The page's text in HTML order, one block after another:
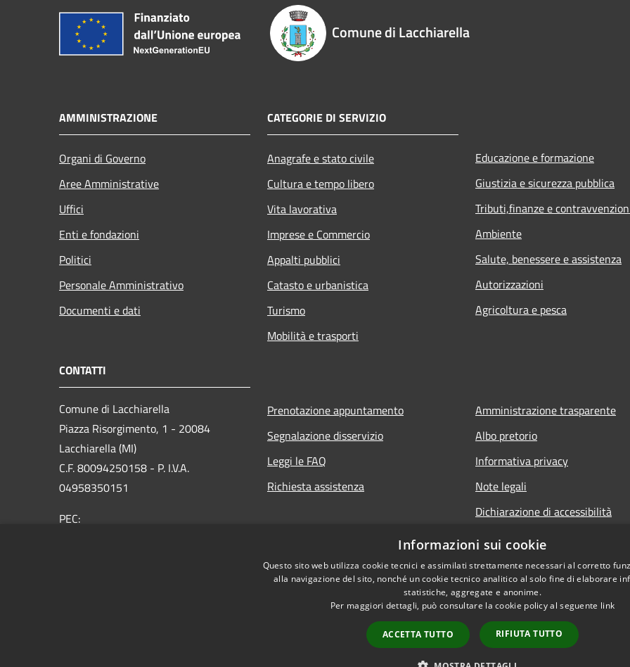
Comune di Lacchiarella
AMMINISTRAZIONE
Organi di Governo
Aree Amministrative
Uffici
Enti e fondazioni
Politici
Personale Amministrativo
Documenti e dati
CATEGORIE DI SERVIZIO
Anagrafe e stato civile
Cultura e tempo libero
Vita lavorativa
Imprese e Commercio
Appalti pubblici
Catasto e urbanistica
Turismo
Mobilità e trasporti
Educazione e formazione
Giustizia e sicurezza pubblica
Tributi,finanze e
Ambiente
Salute, benessere e assistenza
Autorizzazioni
Agricoltura e pesca
CONTATTI
Comune di Lacchiarella
Piazza Risorgimento, 1 - 20084
Lacchiarella (MI)
C.F. 80094250158 - P. I.V.A.
04958350151
PEC:
Prenotazione appuntamento
Segnalazione disservizio
Leggi le FAQ
Richiesta assistenza
Amministrazione trasparente
Albo pretorio
Informativa privacy
Note legali
Dichiarazione di accessibilità
Copyright © 2026 • Comune di
Informazioni sui cookie
Questo sito web utilizza cookie tecnici e assimilati strettamente necessari al corretto
alla navigazione del sito, nonché un cookie tecnico analitico al solo fine di elaborare
statistiche, aggregate e anonime.
Per maggiori dettagli, può consultare la cookie policy al seguente link
ACCETTA TUTTO RIFIUTA TUTTO